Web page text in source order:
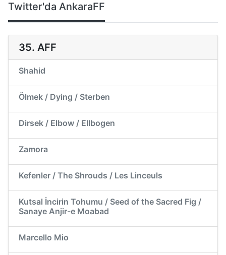
Twitter'da AnkaraFF
35. AFF
Shahid
Ölmek / Dying / Sterben
Dirsek / Elbow / Ellbogen
Zamora
Kefenler / The Shrouds / Les Linceuls
Kutsal İncirin Tohumu / Seed of the Sacred Fig /
Sanaye Anjir-e Moabad
Marcello Mio